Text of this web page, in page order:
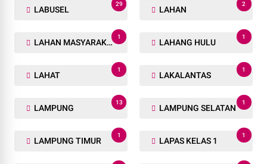
LABUSEL
29
LAHAN
2
LAHAN MASYARAKAT
1
LAHANG HULU
1
LAHAT
1
LAKALANTAS
1
LAMPUNG
13
LAMPUNG SELATAN
1
LAMPUNG TIMUR
1
LAPAS KELAS 1
1